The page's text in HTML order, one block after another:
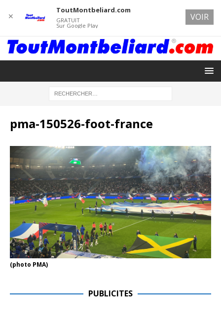
pma-150526-foot-france
(photo PMA)
PUBLICITES
✕
ToutMontbeliard.com
GRATUIT
Sur Google Play
VOIR